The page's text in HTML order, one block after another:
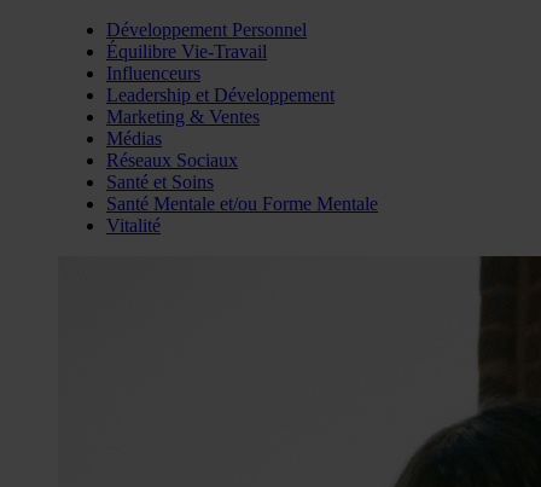
Développement Personnel
Équilibre Vie-Travail
Influenceurs
Leadership et Développement
Marketing & Ventes
Médias
Réseaux Sociaux
Santé et Soins
Santé Mentale et/ou Forme Mentale
Vitalité